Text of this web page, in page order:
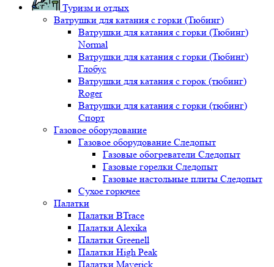
Туризм и отдых
Ватрушки для катания с горки (Тюбинг)
Ватрушки для катания с горки (Тюбинг)
Normal
Ватрушки для катания с горки (Тюбинг)
Глобус
Ватрушки для катания с горок (тюбинг)
Roger
Ватрушки для катания с горки (тюбинг)
Спорт
Газовое оборудование
Газовое оборудование Следопыт
Газовые обогреватели Следопыт
Газовые горелки Следопыт
Газовые настольные плиты Следопыт
Сухое горючее
Палатки
Палатки BTrace
Палатки Alexika
Палатки Greenell
Палатки High Peak
Палатки Maverick